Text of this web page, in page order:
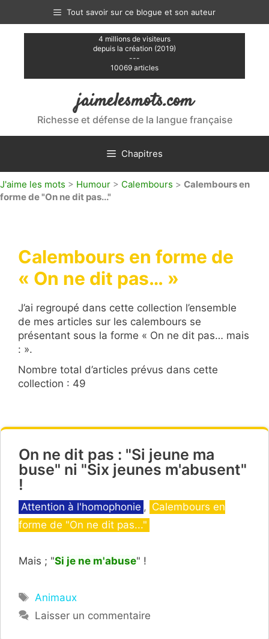
contenu
Tout savoir sur ce blogue et son auteur
4 millions de visiteurs
depuis la création (2019)
---
10069 articles
jaimelesmots.com
Richesse et défense de la langue française
Chapitres
J'aime les mots > Humour > Calembours > Calembours en
forme de "On ne dit pas..."
Calembours en forme de
« On ne dit pas… »
J’ai regroupé dans cette collection l’ensemble
de mes articles sur les calembours se
présentant sous la forme « On ne dit pas… mais
: ».
Nombre total d’articles prévus dans cette
collection : 49
On ne dit pas : "Si jeune ma
buse" ni "Six jeunes m'abusent"
!
Catégories
Attention à l'homophonie , Calembours en
forme de "On ne dit pas..."
Mais ; "Si je ne m'abuse" !
Étiquettes
Animaux
Laisser un commentaire